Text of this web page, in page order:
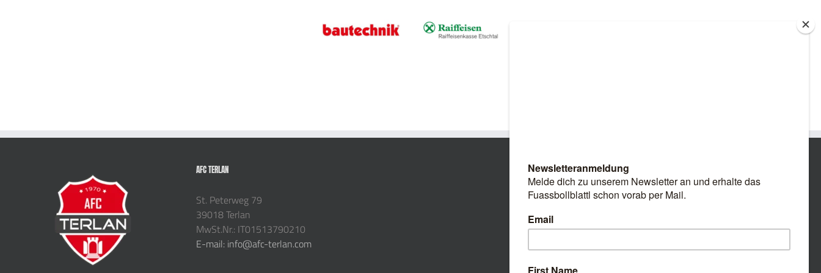
AFC TERLAN
St. Peterweg 79
39018 Terlan
MwSt.Nr.: IT01513790210
E-mail: info@afc-terlan.com